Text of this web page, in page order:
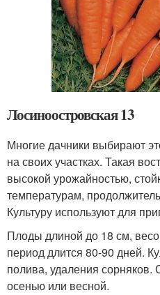
Лосиноостровская 13
Многие дачники выбирают
на своих участках. Такая
высокой урожайностью,
температурам,
Культуру используют для
Плоды длиной до 18 см,
период длится 80-90 дней.
полива, удаления
осенью или весной.